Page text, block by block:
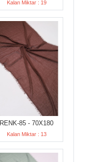
Kalan Miktar : 19
RENK-85 - 70X180
Kalan Miktar : 13